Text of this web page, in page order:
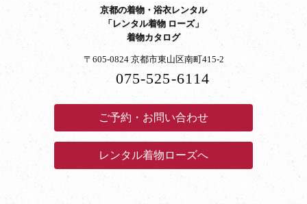
京都の着物・浴衣レンタル
「レンタル着物 ローズ」
着物カタログ
〒605-0824 京都市東山区南町415-2
075-525-6114
ご予約・お問い合わせ
レンタル着物ローズへ